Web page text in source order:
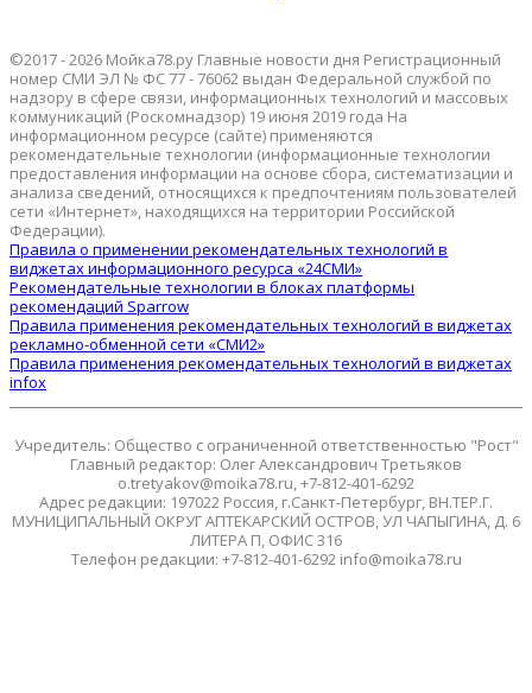
©2017 - 2026 Мойка78.ру Главные новости дня Регистрационный
номер СМИ ЭЛ № ФС 77 - 76062 выдан Федеральной службой по
надзору в сфере связи, информационных технологий и массовых
коммуникаций (Роскомнадзор) 19 июня 2019 года На
информационном ресурсе (сайте) применяются
рекомендательные технологии (информационные технологии
предоставления информации на основе сбора, систематизации и
анализа сведений, относящихся к предпочтениям пользователей
сети «Интернет», находящихся на территории Российской
Федерации).
Правила о применении рекомендательных технологий в
виджетах информационного ресурса «24СМИ»
Рекомендательные технологии в блоках платформы
рекомендаций Sparrow
Правила применения рекомендательных технологий в виджетах
рекламно-обменной сети «СМИ2»
Правила применения рекомендательных технологий в виджетах
infox
Учредитель: Общество с ограниченной ответственностью "Рост"
Главный редактор: Олег Александрович Третьяков
o.tretyakov@moika78.ru, +7-812-401-6292
Адрес редакции: 197022 Россия, г.Санкт-Петербург, ВН.ТЕР.Г.
МУНИЦИПАЛЬНЫЙ ОКРУГ АПТЕКАРСКИЙ ОСТРОВ, УЛ ЧАПЫГИНА, Д. 6
ЛИТЕРА П, ОФИС 316
Телефон редакции: +7-812-401-6292 info@moika78.ru